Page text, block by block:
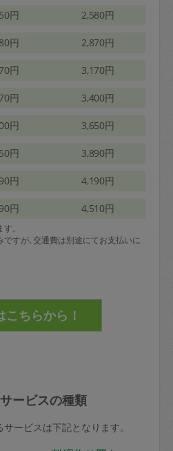
円 2,580円
円 2,870円
円 3,170円
円 3,400円
円 3,650円
円 3,890円
円 4,190円
円 4,510円
。
すが､交通費は別途にてお支払いに
ービスの種類
ービスは下記となります。